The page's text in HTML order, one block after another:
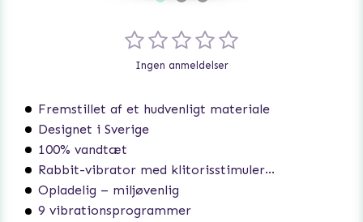
Fremstillet af et hudvenligt materiale
Designet i Sverige
100% vandtæt
Rabbit-vibrator med klitorisstimulering
Opladelig – miljøvenlig
9 vibrationsprogrammer
Ingen anmeldelser